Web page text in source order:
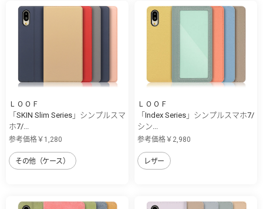
ＬＯＯＦ
「SKIN Slim Series」シンプルスマ
ホ7/...
参考価格￥1,280
その他（ケース）
ＬＯＯＦ
「Index Series」シンプルスマホ7/
シン...
参考価格￥2,980
レザー